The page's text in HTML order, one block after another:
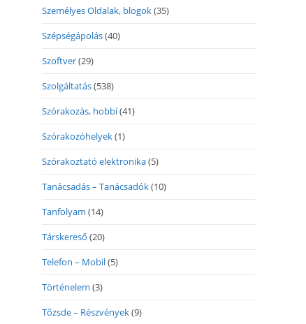
Személyes Oldalak, blogok(35)
Szépségápolás(40)
Szoftver(29)
Szolgáltatás(538)
Szórakozás, hobbi(41)
Szórakozóhelyek(1)
Szórakoztató elektronika(5)
Tanácsadás – Tanácsadók(10)
Tanfolyam (14)
Társkereső (20)
Telefon – Mobil(5)
Történelem (3)
Tőzsde – Részvények(9)